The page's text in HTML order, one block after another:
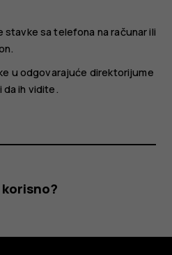
sa telefona na računar ili
u odgovarajuće direktorijume
da ih vidite.
korisno?